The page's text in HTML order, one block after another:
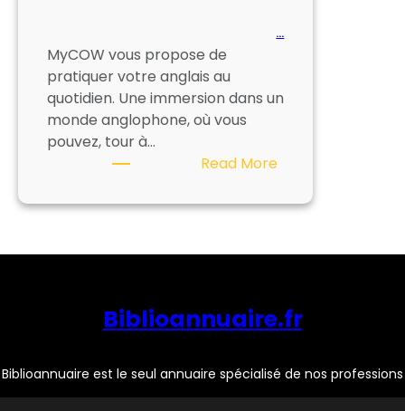
…
MyCOW vous propose de
pratiquer votre anglais au
quotidien. Une immersion dans un
monde anglophone, où vous
pouvez, tour à…
Read More:
Biblioannuaire.fr
Biblioannuaire est le seul annuaire spécialisé de nos professions